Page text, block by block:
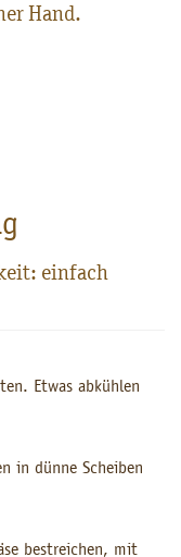
Hand.
einfach
Etwas abkühlen
in dünne Scheiben
bestreichen, mit